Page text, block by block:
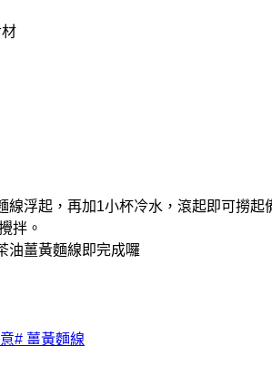
線浮起，再加1小杯冷水，滾起即可撈
拌。
油薑黃麵線即完成囉
# 薑黃麵線